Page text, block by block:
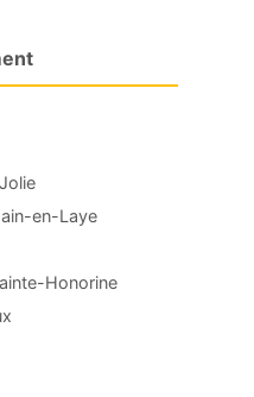
en-Laye
Honorine